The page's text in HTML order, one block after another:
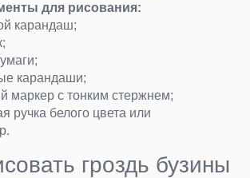
для рисования:
карандаш;
карандаши;
маркер с тонким стержнем;
ручка белого цвета или
гроздь бузины